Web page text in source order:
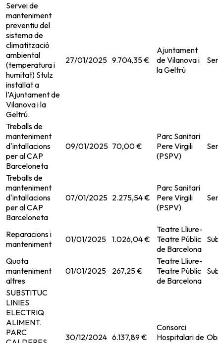
Servei de
manteniment
preventiu del
sistema de
climatització
ambiental
(temperatura i
humitat) Stulz
instal·lat a
l’Ajuntament de
Vilanova i la
Geltrú.
27/01/2025 9.704,35 €
Ajuntament
de Vilanova i
la Geltrú
Treballs de
manteniment
d'intal·lacions
per al CAP
Barceloneta
09/01/2025 70,00 €
Parc Sanitari
Pere Virgili
(PSPV)
Treballs de
manteniment
d'intal·lacions
per al CAP
Barceloneta
07/01/2025 2.275,54 €
Parc Sanitari
Pere Virgili
(PSPV)
Reparacions i
manteniment
01/01/2025 1.026,04 €
Teatre Lliure-
Teatre Públic
de Barcelona
Quota
manteniment
altres
01/01/2025 267,25 €
Teatre Lliure-
Teatre Públic
de Barcelona
SUBSTITUC
LINIES
ELECTRIQ
ALIMENT.
PARC
30/12/2024 6.137,89 €
Consorci
Hospitalari de